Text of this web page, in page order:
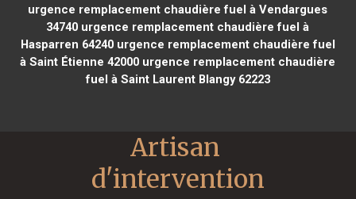
urgence remplacement chaudière fuel à Vendargues
34740 urgence remplacement chaudière fuel à
Hasparren 64240urgence remplacement chaudière fuel
à Saint Étienne 42000 urgence remplacement chaudière
fuel à Saint Laurent Blangy 62223
Artisan
d'intervention